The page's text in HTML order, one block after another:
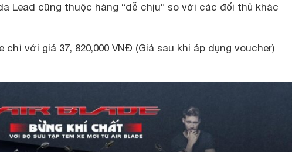
Lead cũng thuộc hàng “dễ chịu” so với các đối thủ khác
chỉ với giá 37, 820,000 VNĐ (Giá sau khi áp dụng voucher)